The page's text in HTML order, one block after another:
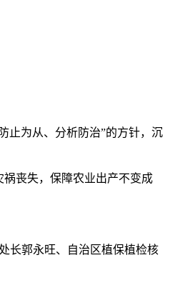
为从、分析防治”的方针，沉
丧失，保障农业出产不变成
长郭永旺、自治区植保植检核